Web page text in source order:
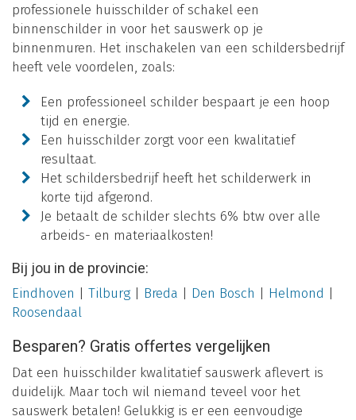
professionele huisschilder of schakel een
binnenschilder in voor het sauswerk op je
binnenmuren. Het inschakelen van een schildersbedrijf
heeft vele voordelen, zoals:
Een professioneel schilder bespaart je een hoop
tijd en energie.
Een huisschilder zorgt voor een kwalitatief
resultaat.
Het schildersbedrijf heeft het schilderwerk in
korte tijd afgerond.
Je betaalt de schilder slechts 6% btw over alle
arbeids- en materiaalkosten!
Bij jou in de provincie:
Eindhoven Tilburg Breda Den Bosch Helmond
Roosendaal
Besparen? Gratis offertes vergelijken
Dat een huisschilder kwalitatief sauswerk aflevert is
duidelijk. Maar toch wil niemand teveel voor het
sauswerk betalen! Gelukkig is er een eenvoudige